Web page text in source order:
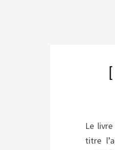
Le
titre